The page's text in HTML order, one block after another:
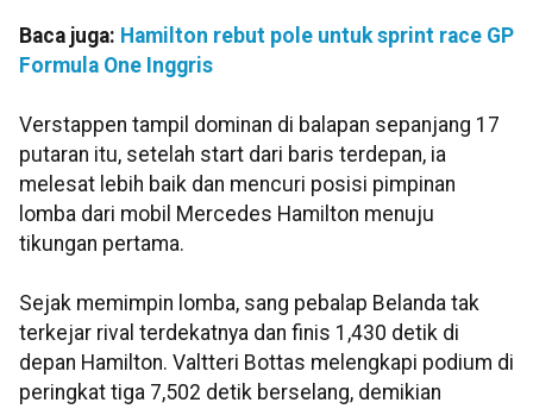
Baca juga: Hamilton rebut pole untuk sprint race GP
Formula One Inggris
Verstappen tampil dominan di balapan sepanjang 17
putaran itu, setelah start dari baris terdepan, ia
melesat lebih baik dan mencuri posisi pimpinan
lomba dari mobil Mercedes Hamilton menuju
tikungan pertama.
Sejak memimpin lomba, sang pebalap Belanda tak
terkejar rival terdekatnya dan finis 1,430 detik di
depan Hamilton. Valtteri Bottas melengkapi podium di
peringkat tiga 7,502 detik berselang, demikian